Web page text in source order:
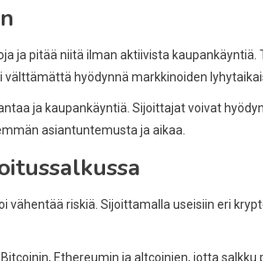
ja pitää niitä ilman aktiivista kaupankäyntiä.
hyödynnä markkinoiden
ja kaupankäyntiä. Sijoittajat voivat
asiantuntemusta ja aikaa.
vähentää riskiä. Sijoittamalla useisiin eri
Ethereumin ja altcoinien, jotta salkku